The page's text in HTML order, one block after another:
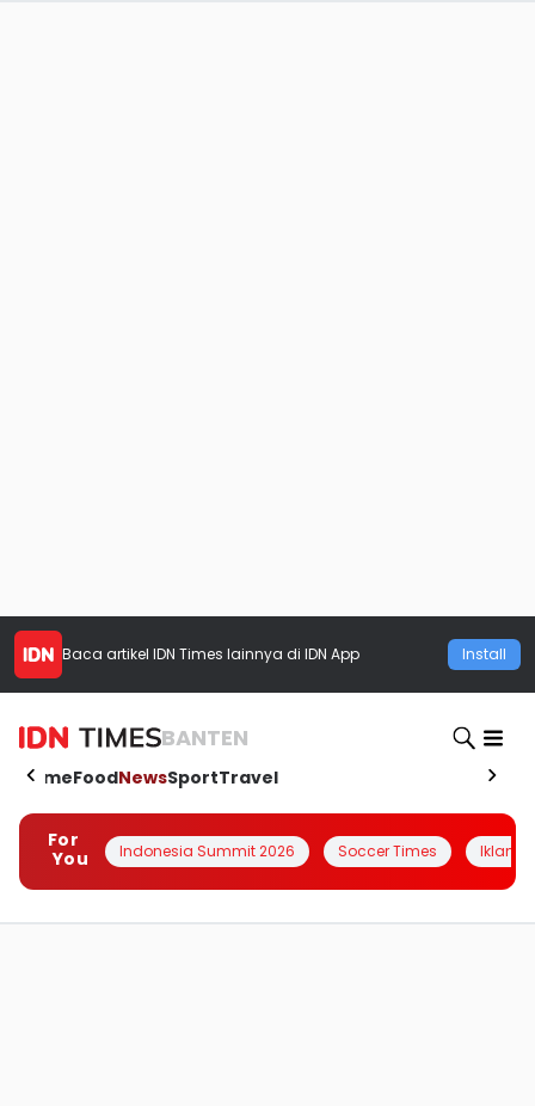
Baca artikel IDN Times lainnya di IDN App Install
BANTEN
HomeFoodNewsSportTravel
For
You
Indonesia Summit 2026 Soccer Times Iklanin